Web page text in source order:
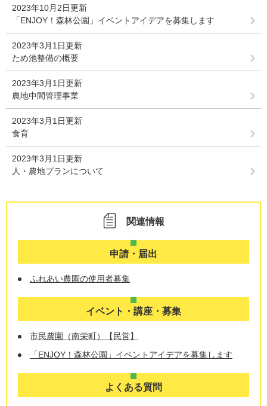
2023年10月2日更新
「ENJOY！森林公園」イベントアイデアを募集します
2023年3月1日更新
ため池整備の概要
2023年3月1日更新
農地中間管理事業
2023年3月1日更新
食育
2023年3月1日更新
人・農地プランについて
関連情報
申請・届出
ふれあい農園の使用者募集
イベント・講座・募集
市民農園（南栄町）【民営】
「ENJOY！森林公園」イベントアイデアを募集します
よくある質問